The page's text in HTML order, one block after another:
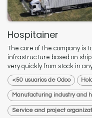
Hospitainer
The core of the company is
infrastructure based on
very quickly from stock in
<50 usuarios de Odoo
Manufacturing industry and
Service and project